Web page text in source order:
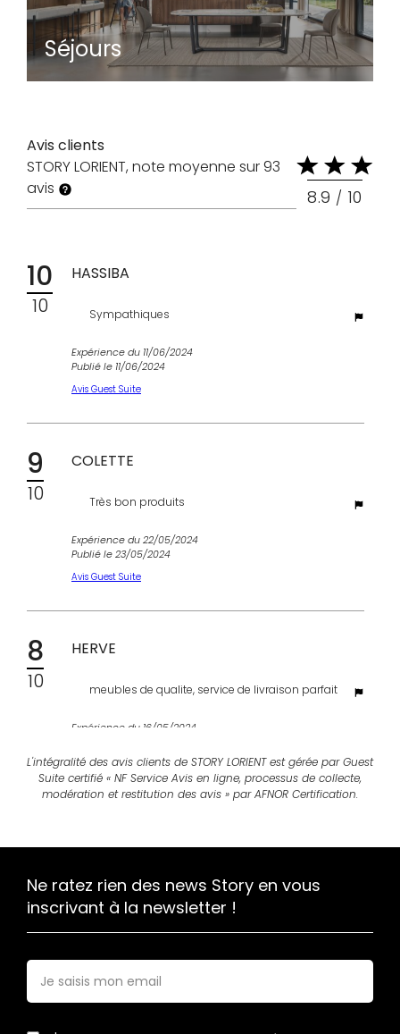
Séjours
Avis clients
STORY LORIENT note moyenne sur93
avis
8.9 / 10
10
10
HASSIBA
Sympathiques
Expérience du 11/06/2024
Publié le 11/06/2024
Avis Guest Suite
9
10
COLETTE
Très bon produits
Expérience du 22/05/2024
Publié le 23/05/2024
Avis Guest Suite
8
10
HERVE
meubles de qualite, service de livraison parfait
Expérience du 16/05/2024
Avis Guest Suite
10
Bon accueil et réactivité
Expérience du 15/05/2024
Publié le 16/05/2024
L'intégralité des avis clients de STORY LORIENT est gérée par Guest
Suite certifié « NF Service Avis en ligne, processus de collecte,
modération et restitution des avis » par AFNOR Certification.
Ne ratez rien des news Story en vous
inscrivant à la newsletter !
E-
mail
*